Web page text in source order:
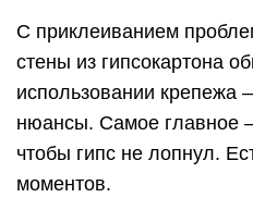
С приклеиванием
стены из гипсокартона
использовании
нюансы. Самое главное
чтобы гипс не лопнул.
моментов.